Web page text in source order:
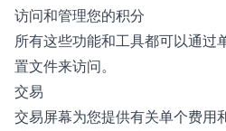
访问和管理您的积分
所有这些功能和工具都可以通过
置文件来访问。
交易
交易屏幕为您提供有关单个费用